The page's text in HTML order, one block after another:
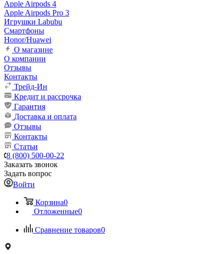
Apple Airpods 4
Apple Airpods Pro 3
Игрушки Labubu
Смартфоны
Honor/Huawei
О магазине
О компании
Отзывы
Контакты
Трейд-Ин
Кредит и рассрочка
Гарантия
Доставка и оплата
Отзывы
Контакты
Статьи
8 (800) 500-00-22
Заказать звонок
Задать вопрос
Войти
Корзина0
Отложенные0
Сравнение товаров0